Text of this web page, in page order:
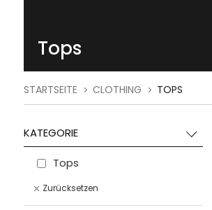
Tops
STARTSEITE CLOTHING TOPS
KATEGORIE
Tops
Zurücksetzen